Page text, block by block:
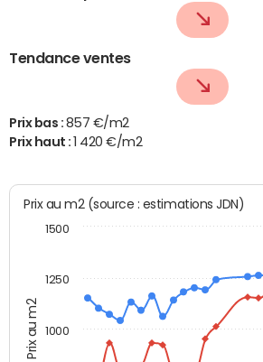
Tendance ventes
Prix bas : 857 €/m2
Prix haut :
1 420 €/m2
Prix au m2
Prix au m2 (source : estimations JDN)
1000
1250
1500